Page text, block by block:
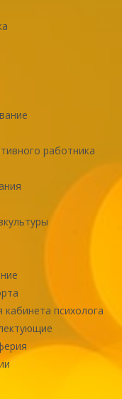
работника
психолога